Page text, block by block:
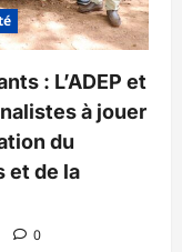
: L’ADEP et
à jouer
du
et de la
0